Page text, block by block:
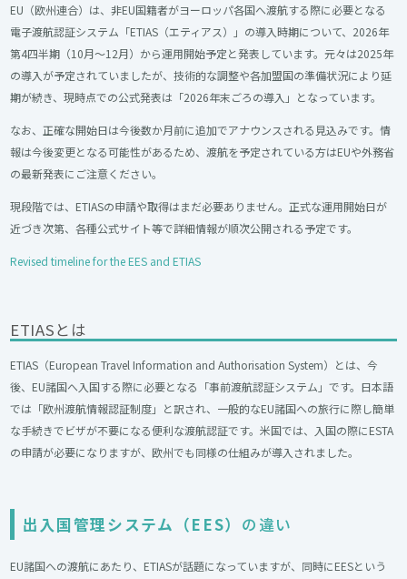
EU（欧州連合）は、非EU国籍者がヨーロッパ各国へ渡航する際に必要となる
電子渡航認証システム「ETIAS（エティアス）」の導入時期について、2026年
第4四半期（10月～12月）から運用開始予定と発表しています。元々は2025年
の導入が予定されていましたが、技術的な調整や各加盟国の準備状況により延
期が続き、現時点での公式発表は「2026年末ごろの導入」となっています。
なお、正確な開始日は今後数か月前に追加でアナウンスされる見込みです。情
報は今後変更となる可能性があるため、渡航を予定されている方はEUや外務省
の最新発表にご注意ください。
現段階では、ETIASの申請や取得はまだ必要ありません。正式な運用開始日が
近づき次第、各種公式サイト等で詳細情報が順次公開される予定です。
Revised timeline for the EES and ETIAS
ETIASとは
ETIAS（European Travel Information and Authorisation System）とは、今
後、EU諸国へ入国する際に必要となる「事前渡航認証システム」です。日本語
では「欧州渡航情報認証制度」と訳され、一般的なEU諸国への旅行に際し簡単
な手続きでビザが不要になる便利な渡航認証です。米国では、入国の際にESTA
の申請が必要になりますが、欧州でも同様の仕組みが導入されました。
出入国管理システム（EES） の違い
EU諸国への渡航にあたり、ETIASが話題になっていますが、同時にEESという